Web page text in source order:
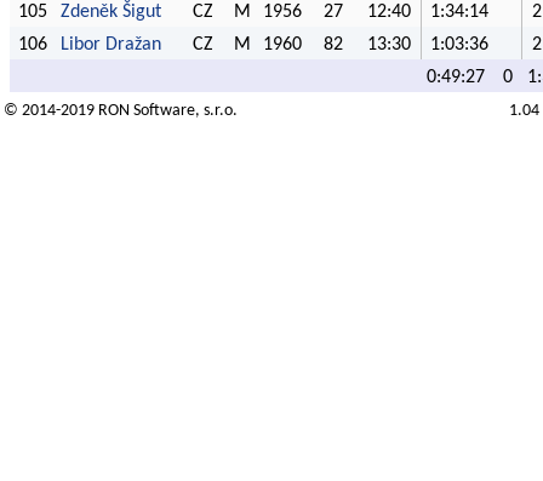
105
Zdeněk Šigut CZ M 1956 27 12:40 1:34:14
106
Libor Dražan CZ M 1960 82 13:30 1:03:36
0:49:27
0
© 2014-2019 RON Software, s.r.o. 1.04